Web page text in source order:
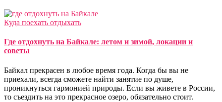
Куда поехать отдыхать
Где отдохнуть на Байкале: летом и зимой, локации и
советы
Байкал прекрасен в любое время года. Когда бы вы не
приехали, всегда сможете найти занятие по душе,
проникнуться гармонией природы. Если вы живете в России,
то съездить на это прекрасное озеро, обязательно стоит.